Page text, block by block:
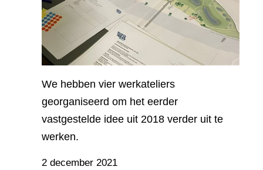
We hebben vier werkateliers
georganiseerd om het eerder
vastgestelde idee uit 2018 verder uit te
werken.
2 december 2021